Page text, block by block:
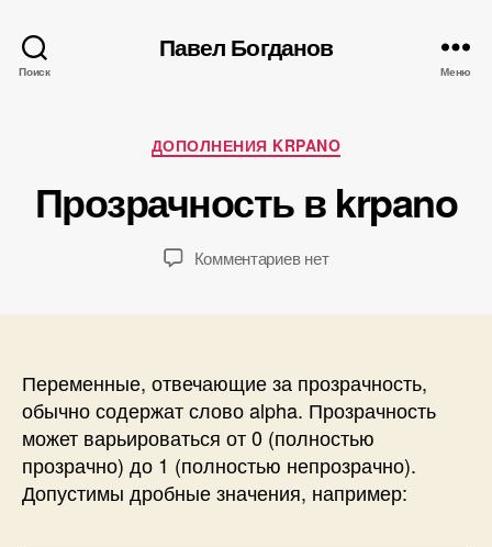
Поиск
Павел Богданов
Меню
Рубрики
ДОПОЛНЕНИЯ KRPANO
Прозрачность в krpano
записи
в
:
в
л
а
н
о
в
записи
1
1
1
.
Комментариевк
нет
Переменные, отвечающие за прозрачность,
обычно содержат слово alpha. Прозрачность
может варьироваться от 0 (полностью
прозрачно) до 1 (полностью непрозрачно).
Допустимы дробные значения, например: